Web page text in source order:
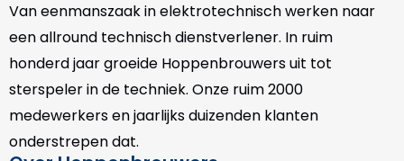
Van eenmanszaak in elektrotechnisch werken naar
een allround technisch dienstverlener. In ruim
honderd jaar groeide Hoppenbrouwers uit tot
sterspeler in de techniek. Onze ruim 2000
medewerkers en jaarlijks duizenden klanten
onderstrepen dat.